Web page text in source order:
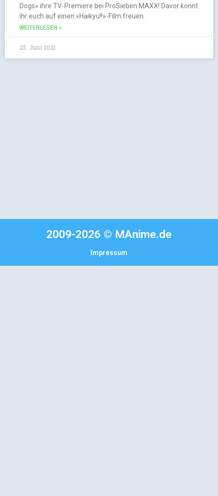
Dogs» ihre TV-Premiere bei ProSieben MAXX! Davor könnt
ihr euch auf einen «Haikyu!!»-Film freuen.
WEITERLESEN »
25. Juni 2021
2009-2026 © MAnime.de
Impressum